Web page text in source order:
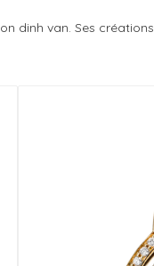
dinh van. Ses